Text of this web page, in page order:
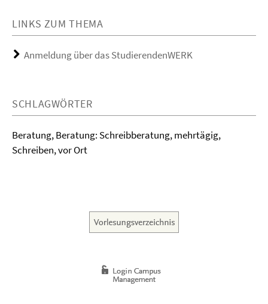
LINKS ZUM THEMA
Anmeldung über das StudierendenWERK
SCHLAGWÖRTER
Beratung, Beratung: Schreibberatung, mehrtägig,
Schreiben, vor Ort